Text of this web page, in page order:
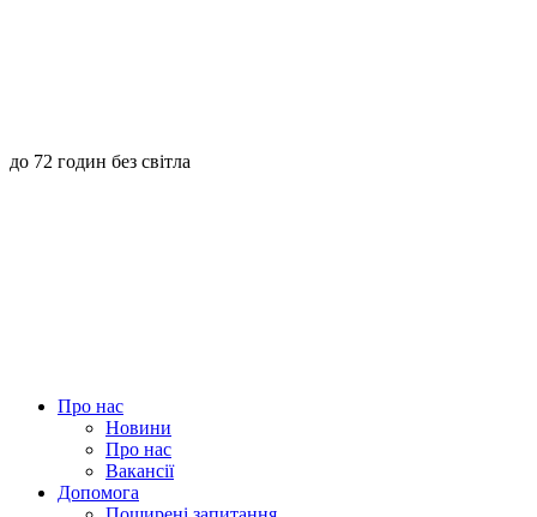
до 72 годин без світла
Про нас
Новини
Про нас
Вакансії
Допомога